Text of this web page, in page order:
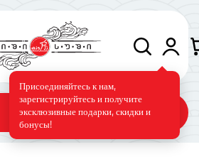
Присоединяйтесь к нам,
зарегистрируйтесь и получите
эксклюзивные подарки, скидки и
бонусы!